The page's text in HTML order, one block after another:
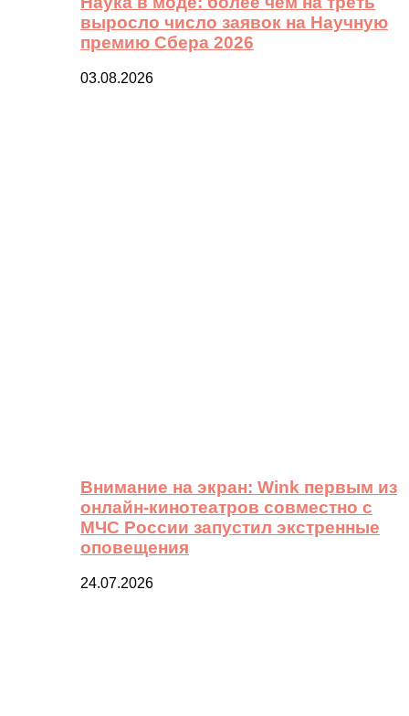
выросло число заявок на Научную
премию Сбера 2026
03.08.2026
Внимание на экран: Wink первым из
онлайн-кинотеатров совместно с
МЧС России запустил экстренные
оповещения
24.07.2026